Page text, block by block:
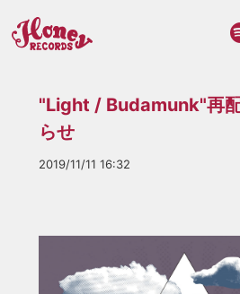
"Light / Budamunk"再
らせ
2019/11/11 16:32